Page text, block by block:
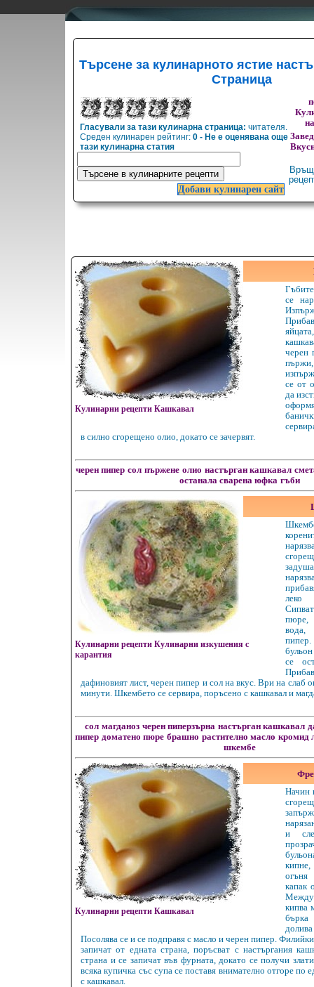
Търсене за кулинарното ястие
Страница
Гласували за тази кулинарна страница: читателя.
Среден кулинарен рейтинг: 0 - Не е оценявана още
тази кулинарна статия
Добави кулинарен сайт
Кулинарни рецепти Кашкавал
се
черен
се от
да
в силно сгорещено олио, докато се зачервят.
черен пипер сол пържене олио настърган кашкавал
останала сварена юфка гъби
Кулинарни рецепти Кулинарни изкушения с
карантия
леко
пюре,
се
дафиновият лист, черен пипер и сол на вкус. Ври на слаб
минути. Шкембето се сервира, поръсено с кашкавал и
сол магданоз черен пиперзърна настърган кашкавал
пипер доматено пюре брашно растително масло кромид
шкембе
Кулинарни рецепти Кашкавал
Начин
и
капак
кипва
бърка
Посолява се и се подправя с масло и черен пипер.
запичат от едната страна, поръсват с настъргания
страна и се запичат във фурната, докато се получи
всяка купичка със супа се поставя внимателно отгоре по
с кашкавал.